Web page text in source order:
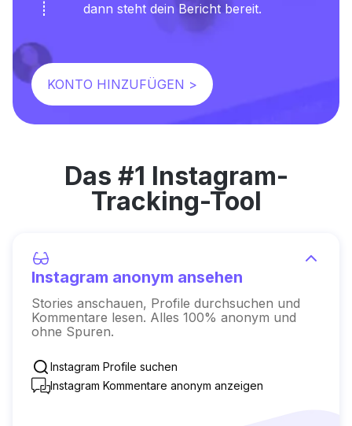
dann steht dein Bericht bereit.
KONTO HINZUFÜGEN >
Das #1 Instagram-
Tracking-Tool
Instagram anonym ansehen
Stories anschauen, Profile durchsuchen und
Kommentare lesen. Alles 100% anonym und
ohne Spuren.
Instagram Profile suchen
Instagram Kommentare anonym anzeigen